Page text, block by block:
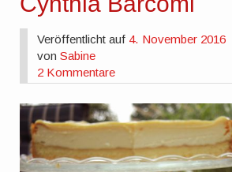
Veröffentlicht auf 4. November 2016
vonSabine
2 Kommentare